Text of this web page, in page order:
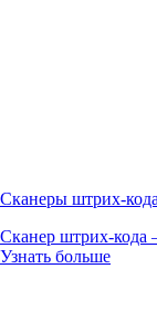
Сканеры штрих-кода
Сканер штрих-кода
Узнать больше